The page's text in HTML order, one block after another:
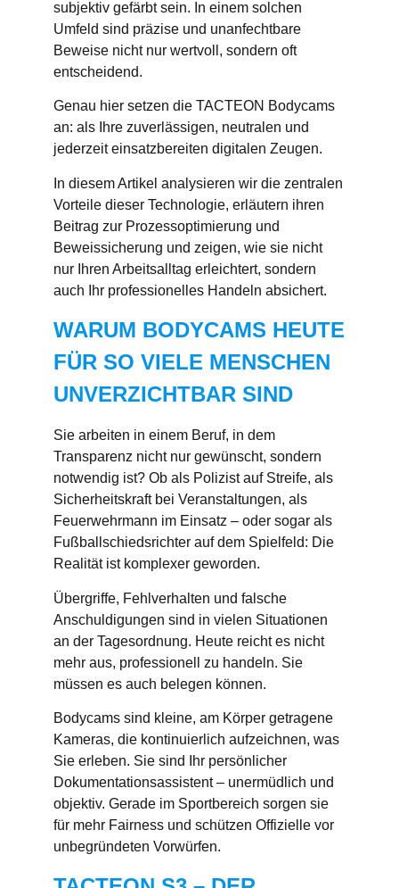
subjektiv gefärbt sein. In einem solchen
Umfeld sind präzise und unanfechtbare
Beweise nicht nur wertvoll, sondern oft
entscheidend.
Genau hier setzen die TACTEON Bodycams
an: als Ihre zuverlässigen, neutralen und
jederzeit einsatzbereiten digitalen Zeugen.
In diesem Artikel analysieren wir die zentralen
Vorteile dieser Technologie, erläutern ihren
Beitrag zur Prozessoptimierung und
Beweissicherung und zeigen, wie sie nicht
nur Ihren Arbeitsalltag erleichtert, sondern
auch Ihr professionelles Handeln absichert.
WARUM BODYCAMS HEUTE
FÜR SO VIELE MENSCHEN
UNVERZICHTBAR SIND
Sie arbeiten in einem Beruf, in dem
Transparenz nicht nur gewünscht, sondern
notwendig ist? Ob als Polizist auf Streife, als
Sicherheitskraft bei Veranstaltungen, als
Feuerwehrmann im Einsatz – oder sogar als
Fußballschiedsrichter auf dem Spielfeld: Die
Realität ist komplexer geworden.
Übergriffe, Fehlverhalten und falsche
Anschuldigungen sind in vielen Situationen
an der Tagesordnung. Heute reicht es nicht
mehr aus, professionell zu handeln. Sie
müssen es auch belegen können.
Bodycams sind kleine, am Körper getragene
Kameras, die kontinuierlich aufzeichnen, was
Sie erleben. Sie sind Ihr persönlicher
Dokumentationsassistent – unermüdlich und
objektiv. Gerade im Sportbereich sorgen sie
für mehr Fairness und schützen Offizielle vor
unbegründeten Vorwürfen.